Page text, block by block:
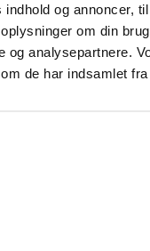
og annoncer,
om din
og analysepartnere.
de har indsamlet